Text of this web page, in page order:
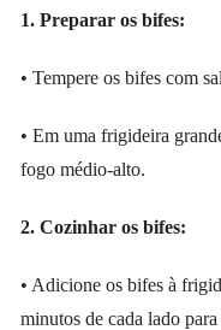
1. Preparar os bifes:
• Tempere os bifes com
• Em uma frigideira
fogo médio-alto.
2. Cozinhar os bifes:
• Adicione os bifes à
minutos de cada lado